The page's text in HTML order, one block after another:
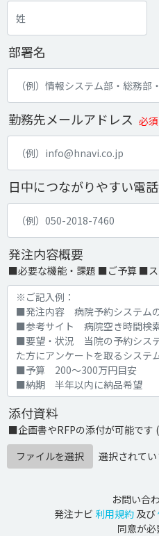
部署名
勤務先メールアドレス 必須
日中につながりやすい電
発注内容概要
■必要な機能・課題 ■ご予算 ■ス
添付資料
■企画書やRFPの添付が可能です
ファイルを選択
選択されて
お問い合
発注ナビ 利用規約 及び
同意が必